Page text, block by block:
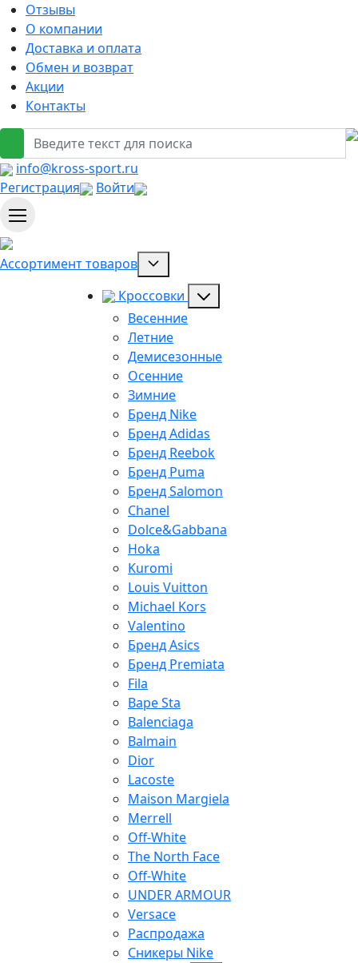
Отзывы
О компании
Доставка и оплата
Обмен и возврат
Акции
Контакты
info@kross-sport.ru
Регистрация
Войти
Ассортимент товаров
Кроссовки
Весенние
Летние
Демисезонные
Осенние
Зимние
Бренд Nike
Бренд Adidas
Бренд Reebok
Бренд Puma
Бренд Salomon
Chanel
Dolce&Gabbana
Hoka
Kuromi
Louis Vuitton
Michael Kors
Valentino
Бренд Asics
Бренд Premiata
Fila
Bape Sta
Balenciaga
Balmain
Dior
Lacoste
Maison Margiela
Merrell
Off-White
The North Face
Off-White
UNDER ARMOUR
Versace
Распродажа
Сникеры Nike